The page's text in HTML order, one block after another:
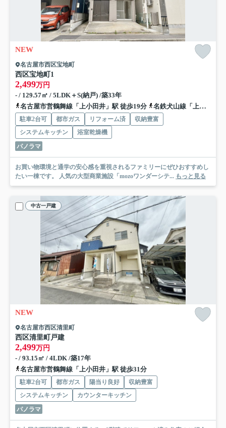
NEW
名古屋市西区宝地町
西区宝地町 1
2,499万円
- / 129.57㎡ / 5LDK＋S(納戸) /築33年
名古屋市営鶴舞線「上小田井」駅 徒歩19分
名鉄犬山線「上小田井」駅 徒歩20分
駐車2台可 都市ガス リフォーム済
収納豊富
システムキッチン
浴室乾燥機
パノラマ
お買い物環境と通学の安心感を重視されるファミリーにぜひおすすめし
たい一棟です。 人気の大型商業施設「mozoワンダーシテ... もっと見る
中古一戸建
NEW
名古屋市西区清里町
西区清里町戸建
2,499万円
- / 93.15㎡ / 4LDK /築17年
名古屋市営鶴舞線「上小田井」駅 徒歩31分
駐車2台可 都市ガス 陽当り良好
収納豊富
システムキッチン
カウンターキッチン
パノラマ